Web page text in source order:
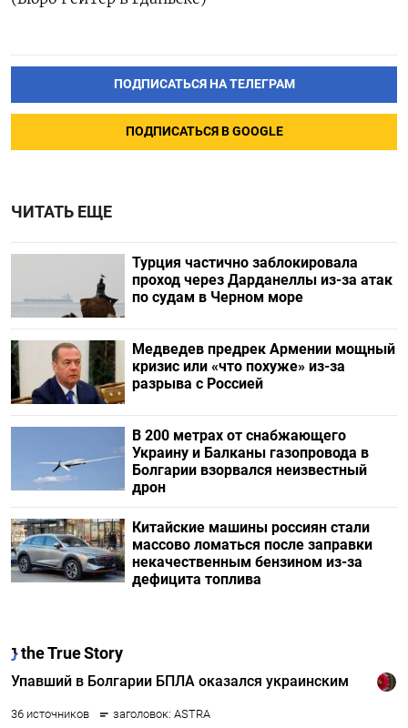
ПОДПИСАТЬСЯ НА ТЕЛЕГРАМ
ПОДПИСАТЬСЯ В GOOGLE
ЧИТАТЬ ЕЩЕ
Турция частично заблокировала
проход через Дарданеллы из-за атак
по судам в Черном море
Медведев предрек Армении мощный
кризис или «что похуже» из-за
разрыва с Россией
В 200 метрах от снабжающего
Украину и Балканы газопровода в
Болгарии взорвался неизвестный
дрон
Китайские машины россиян стали
массово ломаться после заправки
некачественным бензином из-за
дефицита топлива